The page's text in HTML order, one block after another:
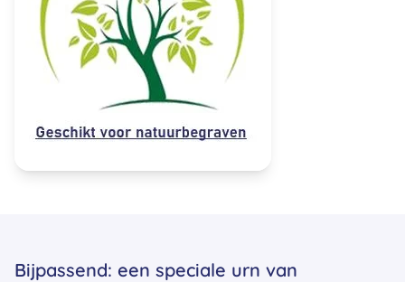
Bijpassend: een speciale urn van